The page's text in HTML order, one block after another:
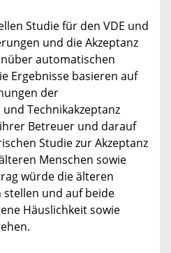
Studie für den VDE und
und die Akzeptanz
automatischen
Ergebnisse basieren auf
der
Technikakzeptanz
Betreuer und darauf
Studie zur Akzeptanz
Menschen sowie
würde die älteren
und auf beide
Häuslichkeit sowie